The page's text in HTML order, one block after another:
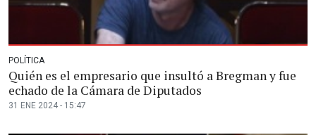
POLÍTICA
Quién es el empresario que insultó a Bregman y fue
echado de la Cámara de Diputados
31 ENE 2024 - 15:47